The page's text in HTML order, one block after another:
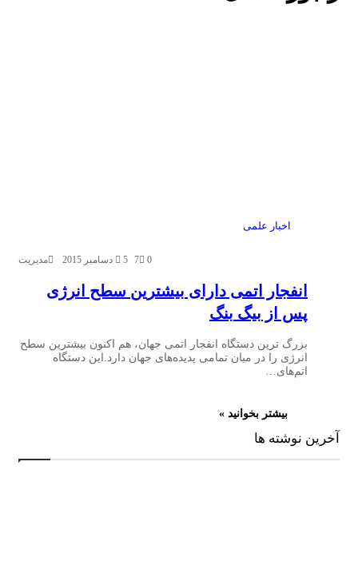
اخبار علمی
مدیریت 5 دسامبر 2015 0
7
انفجار اتمی دارای بیشترین سطح انرژی
پس از بیگ بنگ
بزرگ ترین دستگاه انفجار اتمی جهان، هم اکنون بیشترین سطح
انرژی را در میان تمامی پدیده‌های جهان دارد.این دستگاه
اتم‌های…
بیشتر بخوانید »
آخرین نوشته ها